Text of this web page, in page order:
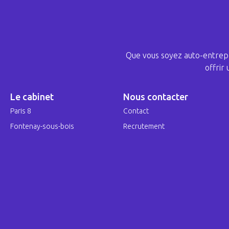
Que vous soyez auto-
offrir
Le cabinet
Paris 8
Fontenay-sous-bois
Nous contacter
Contact
Recrutement